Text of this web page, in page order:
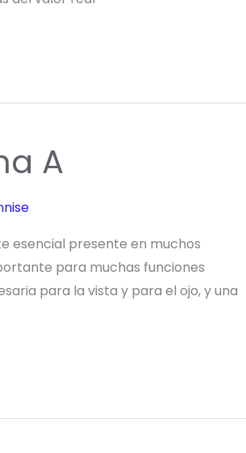
A
esencial presente en muchos
para muchas funciones
para la vista y para el ojo, y una